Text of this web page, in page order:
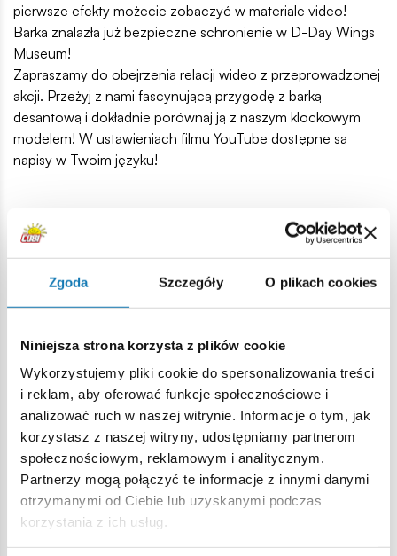
Zgoda Szczegóły O plikach cookies
Niniejsza strona korzysta z plików cookie
Wykorzystujemy pliki cookie do spersonalizowania treści
i reklam, aby oferować funkcje społecznościowe i
analizować ruch w naszej witrynie. Informacje o tym, jak
korzystasz z naszej witryny, udostępniamy partnerom
społecznościowym, reklamowym i analitycznym.
Partnerzy mogą połączyć te informacje z innymi danymi
otrzymanymi od Ciebie lub uzyskanymi podczas
korzystania z ich usług.
pierwsze efekty możecie zobaczyć w materiale video!
Barka znalazła już bezpieczne schronienie w D-Day Wings
Museum!
Zapraszamy do obejrzenia relacji wideo z przeprowadzonej
akcji. Przeżyj z nami fascynującą przygodę z barką
desantową i dokładnie porównaj ją z naszym klockowym
modelem! W ustawieniach filmu YouTube dostępne są
napisy w Twoim języku!
Najnowsze
Historia z COBI.
TOP5 największych
czołgów II Wojny
Światowej
II wojna światowa była areną
Kalendarz premier na
sierpień 2026
Przesyłamy zestawienie